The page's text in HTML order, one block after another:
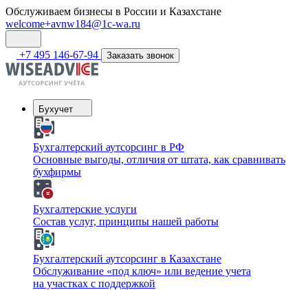
Обслуживаем бизнесы в России и Казахстане
welcome+avnw184@1c-wa.ru
+7 495 146-67-94 Заказать звонок
Бухучет
Бухгалтерский аутсорсинг в РФ
Основные выгоды, отличия от штата, как сравнивать
бухфирмы
Бухгалтерские услуги
Состав услуг, принципы нашей работы
Бухгалтерский аутсорсинг в Казахстане
Обслуживание «под ключ» или ведение учета
на участках с поддержкой